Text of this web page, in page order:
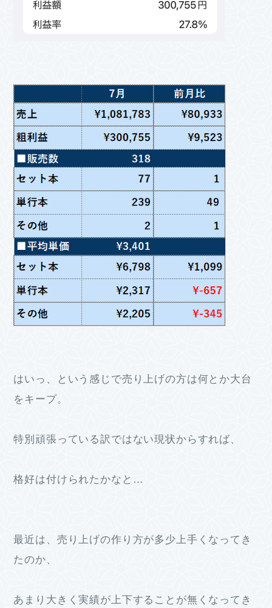
はいっ、という感じで売り上げの方は何とか大台
をキープ。
特別頑張っている訳ではない現状からすれば、
格好は付けられたかなと…
最近は、売り上げの作り方が多少上手くなってき
たのか、
あまり大きく実績が上下することが無くなってき